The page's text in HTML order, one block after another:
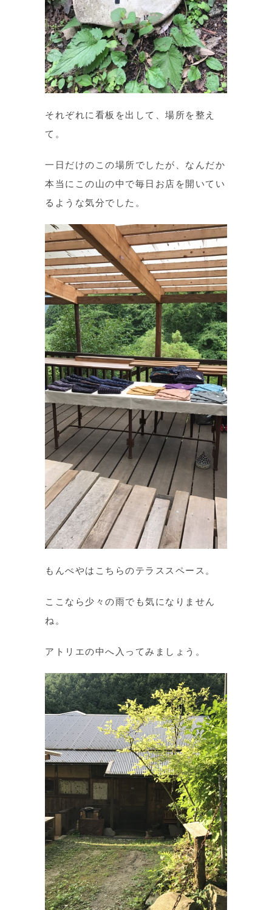
それぞれに看板を出して、場所を整え
て。
一日だけのこの場所でしたが、なんだか
本当にこの山の中で毎日お店を開いてい
るような気分でした。
もんぺやはこちらのテラススペース。
ここなら少々の雨でも気になりません
ね。
アトリエの中へ入ってみましょう。